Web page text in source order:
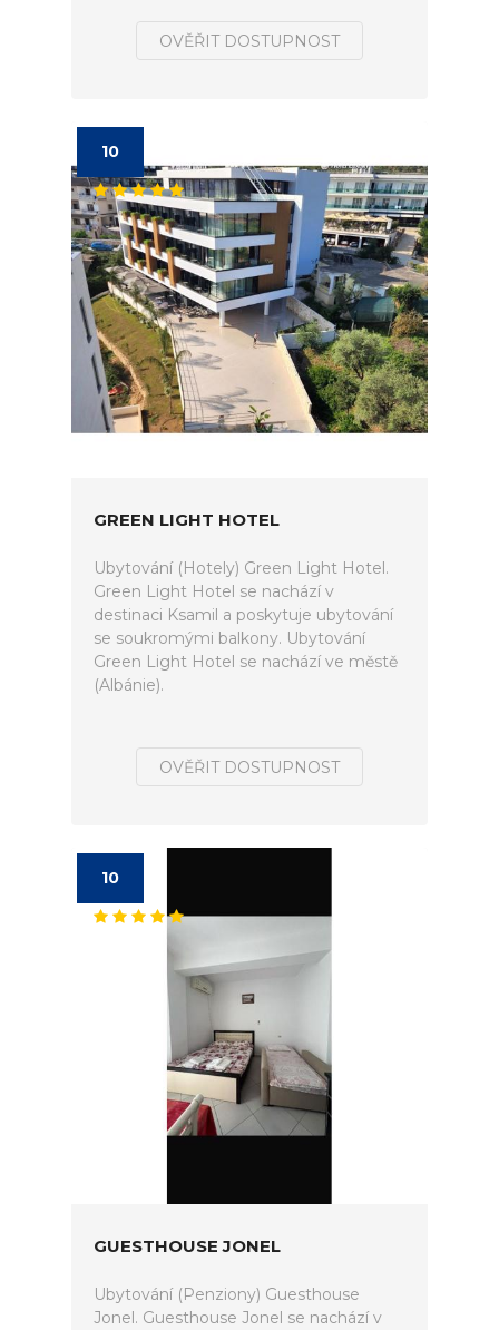
OVĚŘIT DOSTUPNOST
10
GREEN LIGHT HOTEL
Ubytování (Hotely) Green Light Hotel.
Green Light Hotel se nachází v
destinaci Ksamil a poskytuje ubytování
se soukromými balkony. Ubytování
Green Light Hotel se nachází ve městě
(Albánie).
OVĚŘIT DOSTUPNOST
10
GUESTHOUSE JONEL
Ubytování (Penziony) Guesthouse
Jonel. Guesthouse Jonel se nachází v